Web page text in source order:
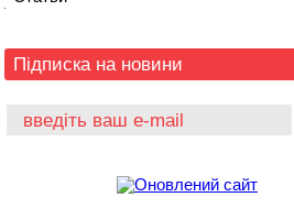
Підписка на новини